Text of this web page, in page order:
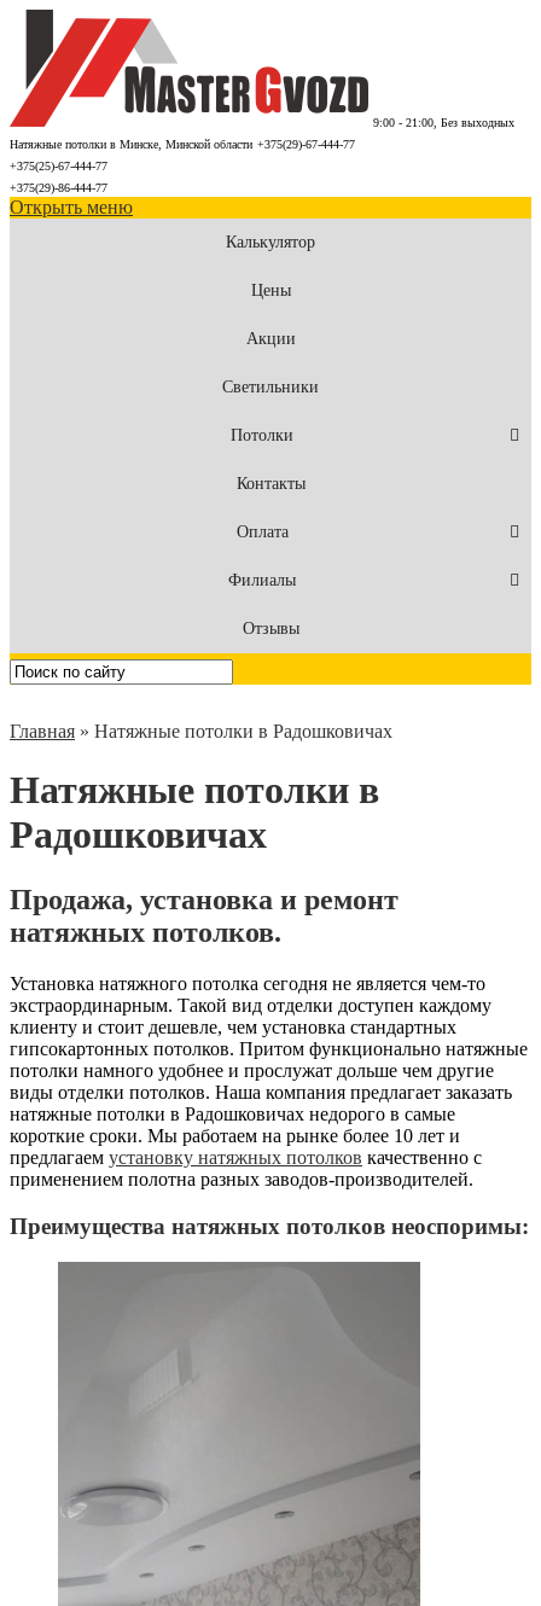
9:00 - 21:00, Без выходных
Натяжные потолки в Минске, Минской области +375(29)-67-444-77
+375(25)-67-444-77
+375(29)-86-444-77
Открыть меню
Калькулятор
Цены
Акции
Светильники
Потолки
Контакты
Оплата
Филиалы
Отзывы
Главная » Натяжные потолки в Радошковичах
Натяжные потолки в
Радошковичах
Продажа, установка и ремонт
натяжных потолков.
Установка натяжного потолка сегодня не является чем-то
экстраординарным. Такой вид отделки доступен каждому
клиенту и стоит дешевле, чем установка стандартных
гипсокартонных потолков. Притом функционально натяжные
потолки намного удобнее и прослужат дольше чем другие
виды отделки потолков. Наша компания предлагает заказать
натяжные потолки в Радошковичах недорого в самые
короткие сроки. Мы работаем на рынке более 10 лет и
предлагаем установку натяжных потолков качественно с
применением полотна разных заводов-производителей.
Преимущества натяжных потолков неоспоримы: